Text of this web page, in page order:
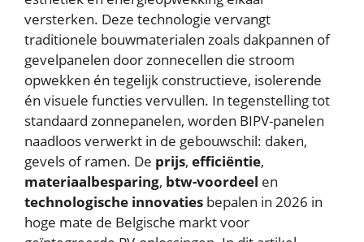
versterken. Deze technologie vervangt
traditionele bouwmaterialen zoals dakpannen of
gevelpanelen door zonnecellen die stroom
opwekken én tegelijk constructieve, isolerende
én visuele functies vervullen. In tegenstelling tot
standaard zonnepanelen, worden BIPV-panelen
naadloos verwerkt in de gebouwschil: daken,
gevels of ramen. De prijs, efficiëntie,
materiaalbesparing, btw-voordeel en
technologische innovaties bepalen in 2026 in
hoge mate de Belgische markt voor